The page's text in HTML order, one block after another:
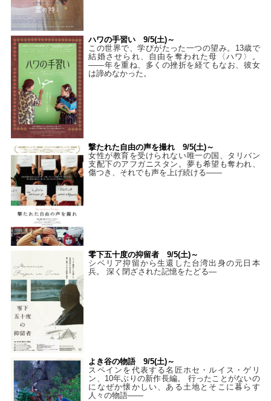
ハワの手習い 9/5(土)～
この世界で、学びがたった一つの望み。13歳で
結婚させられ、自由を奪われた母〈ハワ〉。
——年を重ね、多くの挫折を経てもなお、彼女
は諦めなかった。
撃たれた自由の声を撮れ 9/5(土)～
女性が教育を受けられない唯一の国、タリバン
支配下のアフガニスタン。夢も希望も奪われ、
傷つき、それでも声を上げ続ける——
零下五十度の抑留者 9/5(土)～
シベリア抑留から生還した台湾出身の元日本
兵。 深く閉ざされた記憶をたどる—
よき谷の物語 9/5(土)～
スペインを代表する名匠ホセ・ルイス・ゲリ
ン、10年ぶりの新作長編。 行ったことがないの
になぜか懐かしい、ある土地とそこに暮らす
人々の物語――